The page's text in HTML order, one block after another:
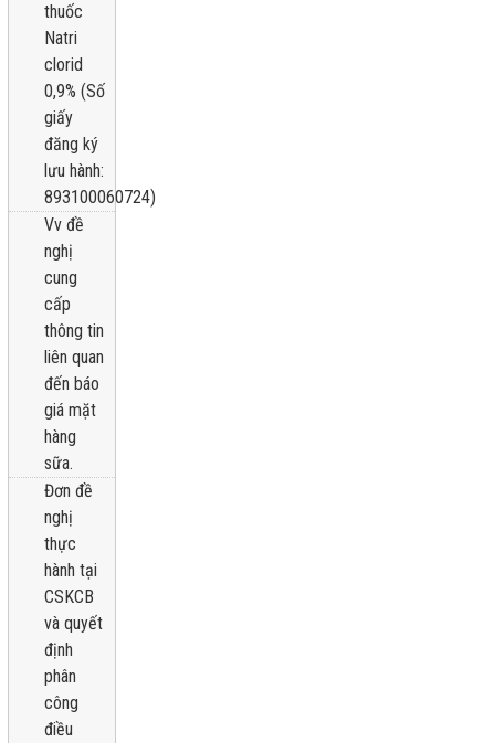
thuốc
Natri
clorid
0,9% (Số
giấy
đăng ký
lưu hành:
893100060724)
Vv đề
nghị
cung
cấp
thông tin
liên quan
đến báo
giá mặt
hàng
sữa.
Đơn đề
nghị
thực
hành tại
CSKCB
và quyết
định
phân
công
điều